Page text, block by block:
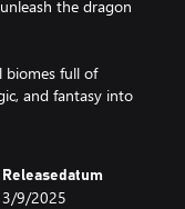
the dragon
biomes full of
and fantasy into
Releasedatum
3/9/2025